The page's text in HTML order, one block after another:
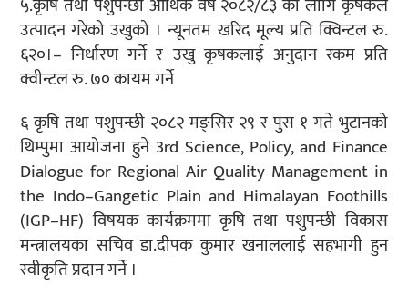
५.कृषि तथा पशुपन्छी आर्थिक वर्ष २०८२/८३ को लागि कृषकले
उत्पादन गरेको उखुको । न्यूनतम खरिद मूल्य प्रति क्विन्टल रु.
६२०।– निर्धारण गर्ने र उखु कृषकलाई अनुदान रकम प्रति
क्वीन्टल रु. ७०कायम गर्ने
६ कृषि तथा पशुपन्छी २०८२ मङ्सिर २९ र पुस १ गते भुटानको
थिम्पुमा आयोजना हुने 3rd Science, Policy, and Finance
Dialogue for Regional Air Quality Management in
the Indo–Gangetic Plain and Himalayan Foothills
(IGP–HF) विषयक कार्यक्रममा कृषि तथा पशुपन्छी विकास
मन्त्रालयका सचिव डा.दीपक कुमार खनाललाई सहभागी हुन
स्वीकृति प्रदान गर्ने ।